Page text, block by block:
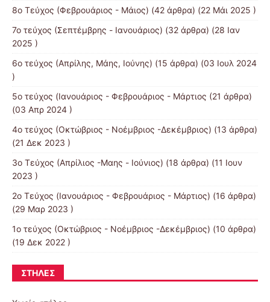
8o Τεύχος (Φεβρουάριος - Μάιος) (42 άρθρα) (22 Μάι 2025 )
7o τεύχος (Σεπτέμβρης - Ιανουάριος) (32 άρθρα) (28 Ιαν
2025 )
6ο τεύχος (Απρίλης, Μάης, Ιούνης) (15 άρθρα) (03 Ιουλ 2024
)
5ο τεύχος (Ιανουάριος - Φεβρουάριος - Μάρτιος (21 άρθρα)
(03 Απρ 2024 )
4o τεύχος (Οκτώβριος - Νοέμβριος -Δεκέμβριος) (13 άρθρα)
(21 Δεκ 2023 )
3o Τεύχος (Απρίλιος -Μαης - Ιούνιος) (18 άρθρα) (11 Ιουν
2023 )
2o Τεύχος (Ιανουάριος - Φεβρουάριος - Μάρτιος) (16 άρθρα)
(29 Μαρ 2023 )
1ο τεύχος (Οκτώβριος - Νοέμβριος -Δεκέμβριος) (10 άρθρα)
(19 Δεκ 2022 )
ΣΤΉΛΕΣ